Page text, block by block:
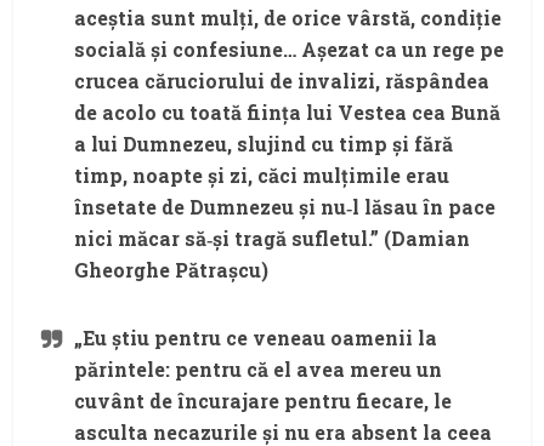
aceștia sunt mulți, de orice vârstă, condiție
socială și confesiune… Așezat ca un rege pe
crucea căruciorului de invalizi, răspândea
de acolo cu toată ființa lui Vestea cea Bună
a lui Dumnezeu, slujind cu timp și fără
timp, noapte și zi, căci mulțimile erau
însetate de Dumnezeu și nu‑l lăsau în pace
nici măcar să‑și tragă sufletul.” (Damian
Gheorghe Pătrașcu)
„Eu știu pentru ce veneau oamenii la
părintele: pentru că el avea mereu un
cuvânt de încurajare pentru fiecare, le
asculta necazurile și nu era absent la ceea